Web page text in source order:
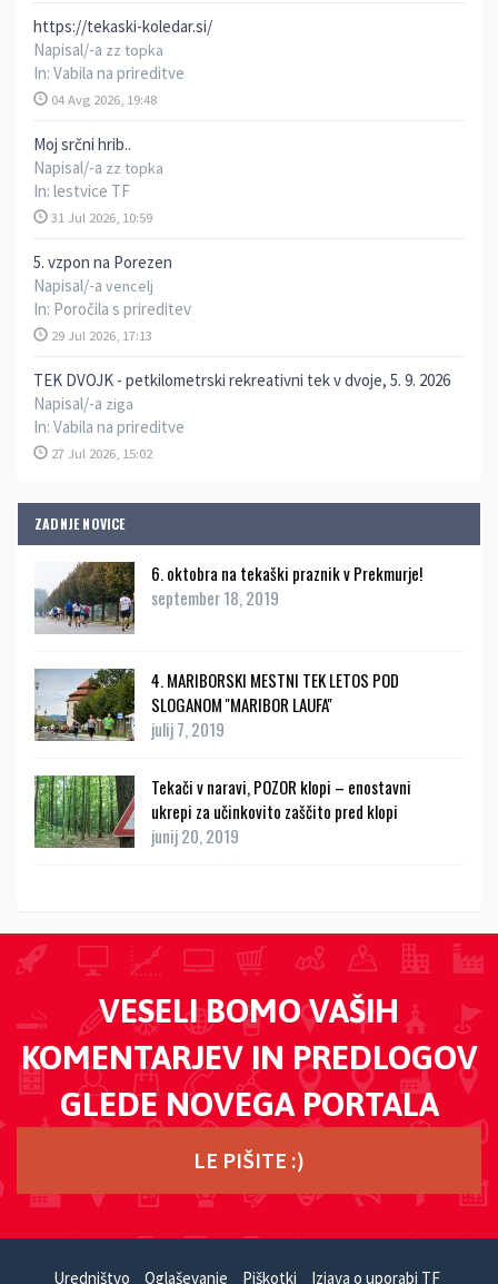
https://tekaski-koledar.si/
Napisal/-a zz topka
In: Vabila na prireditve
04 Avg 2026, 19:48
Moj srčni hrib..
Napisal/-a zz topka
In: lestvice TF
31 Jul 2026, 10:59
5. vzpon na Porezen
Napisal/-a vencelj
In: Poročila s prireditev
29 Jul 2026, 17:13
TEK DVOJK - petkilometrski rekreativni tek v dvoje, 5. 9. 2026
Napisal/-a ziga
In: Vabila na prireditve
27 Jul 2026, 15:02
ZADNJE NOVICE
6. oktobra na tekaški praznik v Prekmurje!
september 18, 2019
4. MARIBORSKI MESTNI TEK LETOS POD
SLOGANOM ''MARIBOR LAUFA''
julij 7, 2019
Tekači v naravi, POZOR klopi – enostavni
ukrepi za učinkovito zaščito pred klopi
junij 20, 2019
VESELI BOMO VAŠIH
KOMENTARJEV IN PREDLOGOV
GLEDE NOVEGA PORTALA
LE PIŠITE :)
Uredništvo Oglaševanje Piškotki Izjava o uporabi TF